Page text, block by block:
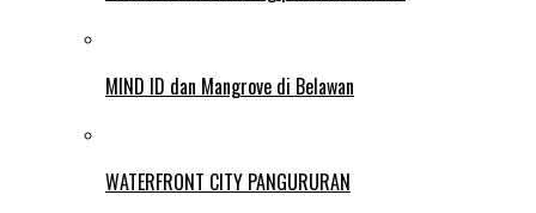
MIND ID dan Mangrove di Belawan
WATERFRONT CITY PANGURURAN